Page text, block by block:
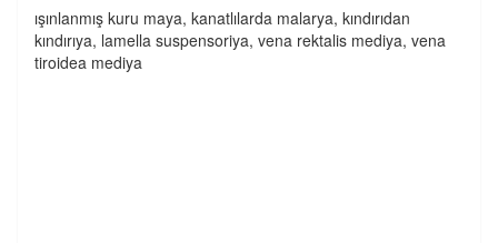
ışınlanmış kuru maya, kanatlılarda malarya, kındırıdan
kındırıya, lamella suspensoriya, vena rektalis mediya, vena
tiroidea mediya